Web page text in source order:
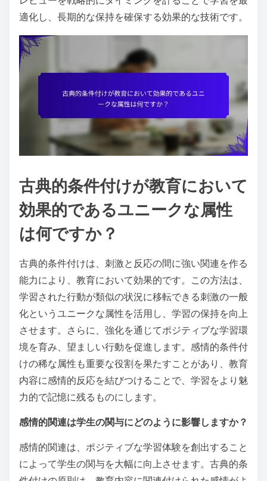
適化し、長期的な保持を確保する効果的な技術です。
古典的条件付けが教育において
効果的であるユニークな属性
は何ですか？
古典的条件付けは、刺激と反応の間に強い関連を作る
能力により、教育において効果的です。この方法は、
学習された行動が類似の状況に移転できる刺激の一般
化というユニークな属性を活用し、学習の保持を向上
させます。さらに、強化を通じてポジティブな学習環
境を育み、望ましい行動を促進します。感情的条件付
けの稀な属性も重要な役割を果たすことがあり、教育
内容に感情的反応を結びつけることで、学習をより魅
力的で記憶に残るものにします。
感情的関連は学生の関与にどのように影響しますか？
感情的関連は、ポジティブな学習体験を創出すること
によって学生の関与を大幅に向上させます。古典的条